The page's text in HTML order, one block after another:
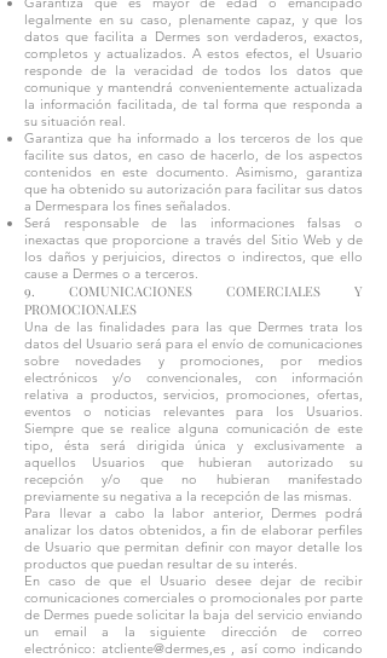
legalmente en su caso, plenamente capaz, y que los
datos que facilita a Dermes son verdaderos, exactos,
completos y actualizados. A estos efectos, el Usuario
responde de la veracidad de todos los datos que
comunique y mantendrá convenientemente actualizada
la información facilitada, de tal forma que responda a
su situación real.
Garantiza que ha informado a los terceros de los que
facilite sus datos, en caso de hacerlo, de los aspectos
contenidos en este documento. Asimismo, garantiza
que ha obtenido su autorización para facilitar sus datos
a Dermespara los fines señalados.
Será responsable de las informaciones falsas o
inexactas que proporcione a través del Sitio Web y de
los daños y perjuicios, directos o indirectos, que ello
cause a Dermes o a terceros.
9. COMUNICACIONES COMERCIALES Y
PROMOCIONALES
Una de las finalidades para las que Dermes trata los
datos del Usuario será para el envío de comunicaciones
sobre novedades y promociones, por medios
electrónicos y/o convencionales, con información
relativa a productos, servicios, promociones, ofertas,
eventos o noticias relevantes para los Usuarios.
Siempre que se realice alguna comunicación de este
tipo, ésta será dirigida única y exclusivamente a
aquellos Usuarios que hubieran autorizado su
recepción y/o que no hubieran manifestado
previamente su negativa a la recepción de las mismas.
Para llevar a cabo la labor anterior, Dermes podrá
analizar los datos obtenidos, a fin de elaborar perfiles
de Usuario que permitan definir con mayor detalle los
productos que puedan resultar de su interés.
En caso de que el Usuario desee dejar de recibir
comunicaciones comerciales o promocionales por parte
de Dermes puede solicitar la baja del servicio enviando
un email a la siguiente dirección de correo
electrónico: atcliente@dermes,es , así como indicando